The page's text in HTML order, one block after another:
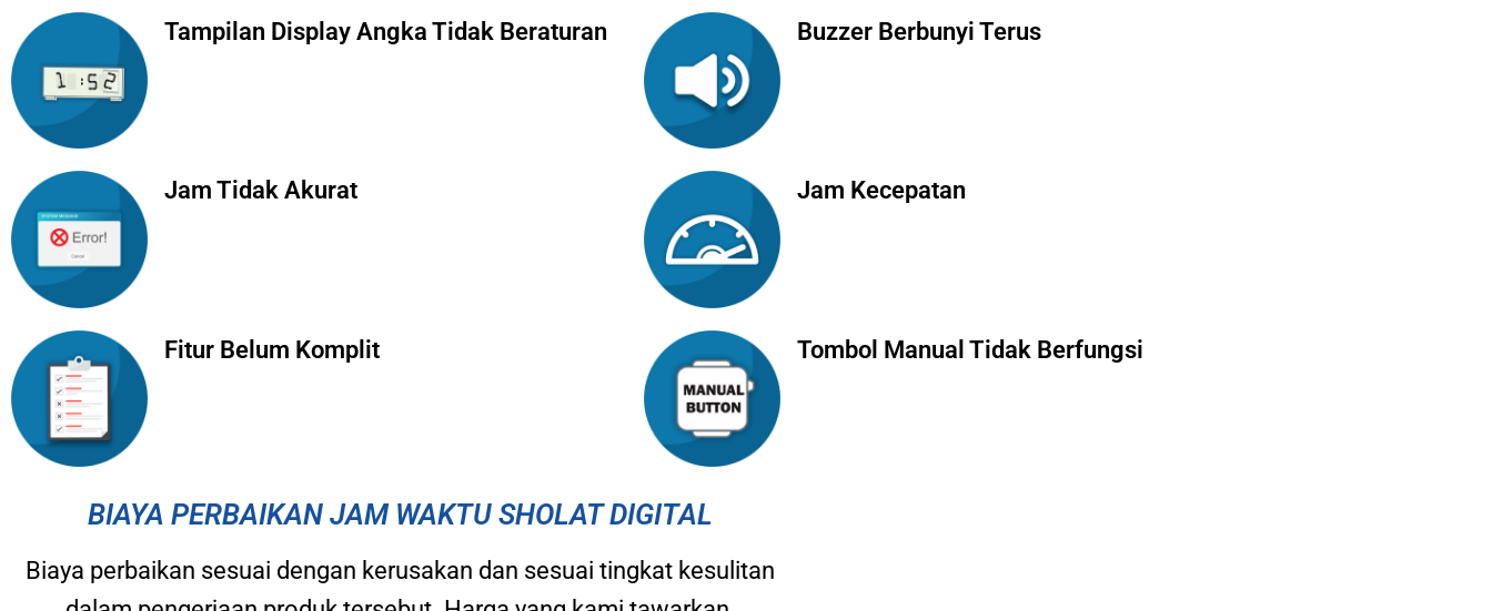
Tampilan Display Angka Tidak Beraturan Buzzer Berbunyi Terus
Jam Tidak Akurat Jam Kecepatan
Fitur Belum Komplit Tombol Manual Tidak Berfungsi
BIAYA PERBAIKAN JAM WAKTU SHOLAT DIGITAL
Biaya perbaikan sesuai dengan kerusakan dan sesuai tingkat kesulitan